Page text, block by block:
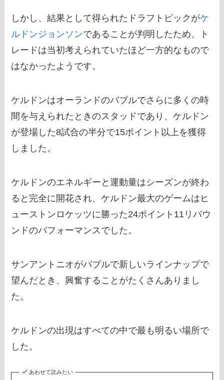
しかし、結果として得られたドラフトピックがケ
ルドンジョンソンであることが判明したため、ト
レードは当初考えられていたほど一方的なもので
はなかったようです。
ケルドンはオーランドのバブルでさらに多くの時
間を与えられたときのスタッドであり、ケルドン
が登場した8試合の半分で15ポイント以上を獲得
しました。
ケルドンのエネルギーと運動量はシーズンが終わ
ると完全に開花され、ケルドン最大のゲームはヒ
ューストンロケッツに勝った24ポイント11リバウ
ンドのパフォーマンスでした。
サンアントニオがバブルで新しいラインナップで
望んだとき、興奮することがたくさんありまし
た。
ケルドンの出現はすべての中で最も明るい場所で
した。
あわせて読みたい